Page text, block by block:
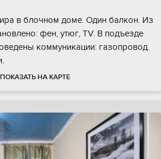
в блочном доме. Один балкон. Из
фен, утюг, TV. В подъезде
коммуникации: газопровод.
ПОКАЗАТЬ НА КАРТЕ